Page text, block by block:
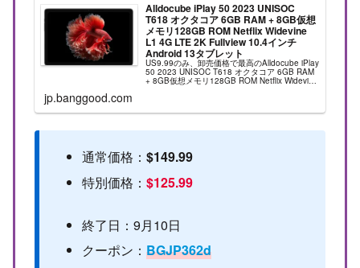
Alldocube iPlay 50 2023 UNISOC
T618 オクタコア 6GB RAM + 8GB仮想
メモリ128GB ROM Netflix Widevine
L1 4G LTE 2K Fullview 10.4インチ
Android 13タブレット
US9.99のみ、卸売価格で最高のAlldocube iPlay
50 2023 UNISOC T618 オクタコア 6GB RAM
+ 8GB仮想メモリ128GB ROM Netflix Widevine
jp.banggood.com
通常価格：$149.99
特別価格：$125.99
終了日：9月10日
クーポン：BGJP362d